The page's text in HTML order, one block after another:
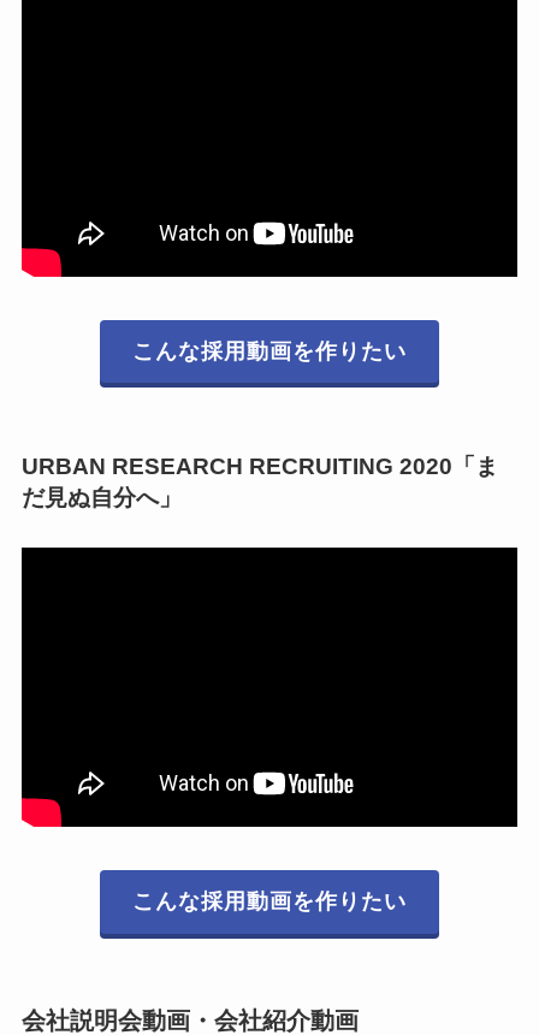
こんな採用動画を作りたい
URBAN RESEARCH RECRUITING 2020「ま
だ見ぬ自分へ」
こんな採用動画を作りたい
会社説明会動画・会社紹介動画